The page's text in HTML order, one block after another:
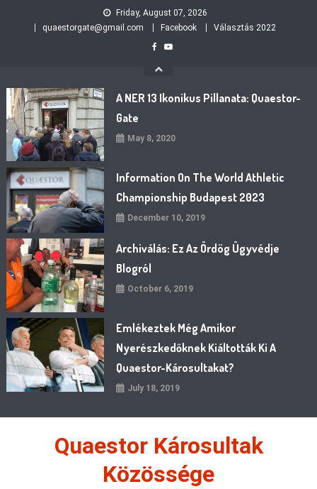
Friday, August 07, 2026
quaestorgate@gmail.com
Facebook Választás 2022
A NER 13 Ikonikus Pillanata: Quaestor-
Gate
May 8, 2020
Information On The World Athletic
Championship Budapest 2023
December 10, 2019
Archiválás: Ez Az Ördög Ügyvédje
Blogról
October 6, 2019
Emlékeztek Még Amikor
Nyerészkedőknek Kiáltották Ki A
Quaestor-Károsultakat?
July 18, 2019
Quaestor Károsultak
Közössége